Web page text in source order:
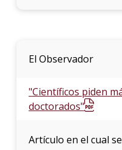
El Observador
"Científicos piden
doctorados"
Artículo en el cual